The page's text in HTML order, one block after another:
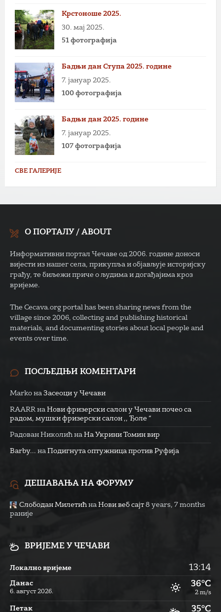
Крстоноше 2025.
30. мај 2025.
51 фотографија
Бадњи дан Ступа 2025. године
7. јануар 2025.
100 фотографија
Бадњи дан 2025. године
7. јануар 2025.
107 фотографија
СВЕ ГАЛЕРИЈЕ
О ПОРТАЛУ / ABOUT
Информативни портал Чечаве од 2006. године доноси
вијести из нашег села, прикупља и објављује историјску
грађу, те биљежи приче о људима и догађајима кроз
вријеме.
The Cecava.org portal has been sharing news from the
village since 2006, collecting and publishing historical
materials, and documenting stories about local people and
events over time.
ПОСЉЕДЊИ КОМЕНТАРИ
Marko на Засеоци у Чечави
RAARR на Нови фризерски салон у Чечави почео са
радом, мушки фризерски салон ,, Ђоле “
Радован Николић на На Укрини Томин вир
Barby... на Подигнута оптужница против Руфија
ДЕШАВАЊА НА ФОРУМУ
Слободан Милетић на Нови веб сајт 8 years, 7 months
раније
ВРИЈЕМЕ У ЧЕЧАВИ
Локално вријеме 13:14
Данас
6. август 2026.
36°C
2 m/s
Петак 35°C